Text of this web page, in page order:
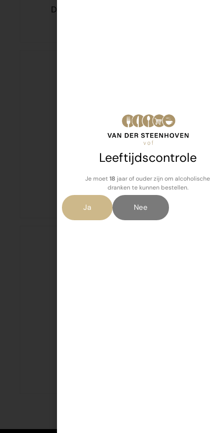
D.E Rood snelfilter 500 gr
Halvamel 500 ml
2,99
Leeftijdscontrole
Je moet18 jaar of ouder zijn om alcoholische
dranken te kunnen bestellen.
Ja Nee